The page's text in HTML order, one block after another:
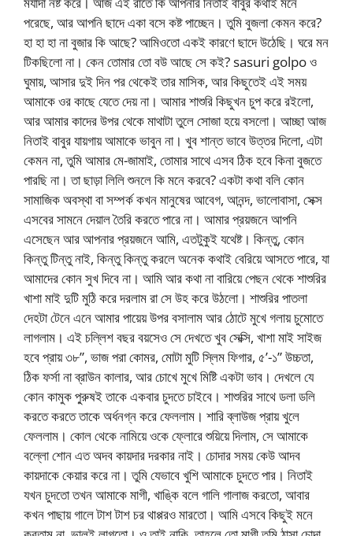
পরেছে, আর আপনি ছাদে একা বসে কষ্ট পাচ্ছেন। তুমি বুজলা কেমন করে?
হা হা হা না বুজার কি আছে? আমিওতো একই কারণে ছাদে উঠেছি। ঘরে মন
টিকছিলো না। কেন তোমার তো বউ আছে সে কই? sasuri golpo ও
ঘুমায়, আসার দুই দিন পর থেকেই তার মাসিক, আর কিছুতেই এই সময়
আমাকে ওর কাছে যেতে দেয় না। আমার শাশুরি কিছুখন চুপ করে রইলো,
আর আমার কাদের উপর থেকে মাথাটা তুলে সোজা হয়ে বসলো। আচ্ছা আজ
নিতাই বাবুর যায়গায় আমাকে ভাবুন না। খুব শান্ত ভাবে উত্তর দিলো, এটা
কেমন না, তুমি আমার মে-জামাই, তোমার সাথে এসব ঠিক হবে কিনা বুজতে
পারছি না। তা ছাড়া লিলি শুনলে কি মনে করবে? একটা কথা বলি কোন
সামাজিক অবস্থা বা সম্পর্ক কখন মানুষের আবেগ, আনন্দ, ভালোবাসা, সেক্স
এসবের সামনে দেয়াল তৈরি করতে পারে না। আমার প্রয়জনে আপনি
এসেছেন আর আপনার প্রয়জনে আমি, এতটুকুই যথেষ্ট। কিন্তু, কোন
কিন্তু টিন্তু নাই, কিন্তু কিন্তু করলে অনেক কথাই বেরিয়ে আসতে পারে, যা
আমাদের কোন সুখ দিবে না। আমি আর কথা না বারিয়ে পেছন থেকে শাশুরির
খাশা মাই দুটি মুঠি করে দরলাম রা সে উহ করে উঠলো। শাশুরির পাতলা
দেহটা টেনে এনে আমার পায়েয় উপর বসালাম আর ঠোটে মুখে গলায় চুমোতে
লাগলাম। এই চল্লিশ বছর বয়সেও সে দেখতে খুব সেক্সি, খাশা মাই সাইজ
হবে প্রায় ৩৮”, ভাজ পরা কোমর, মোটা মুটি স্লিম ফিগার, ৫’-১” উচ্চতা,
ঠিক ফর্সা না ব্রাউন কালার, আর চোখে মুখে মিষ্টি একটা ভাব। দেখলে যে
কোন কামুক পু্রুষই তাকে একবার চুদতে চাইবে। শাশুরির সাথে ডলা ডলি
করতে করতে তাকে অর্ধনগ্ন করে ফেললাম। শারি ব্লাউজ প্রায় খুলে
ফেললাম। কোল থেকে নামিয়ে ওকে ফ্লোরে শুয়িয়ে দিলাম, সে আমাকে
বল্লো শোন এত অদব কায়দার দরকার নাই। চোদার সময় কেউ আদব
কায়দাকে কেয়ার করে না। তুমি যেভাবে খুশি আমাকে চুদতে পার। নিতাই
যখন চুদতো তখন আমাকে মাগী, খাঙ্কি বলে গালি গালাজ করতো, আবার
কখন পাছায় গালে টাশ টাশ চর থাপ্পরও মারতো। আমি এসবে কিছুই মনে